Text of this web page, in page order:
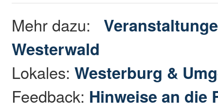
Mehr dazu:
Westerwald
Lokales:Westerburg &
Feedback: Hinweise an die